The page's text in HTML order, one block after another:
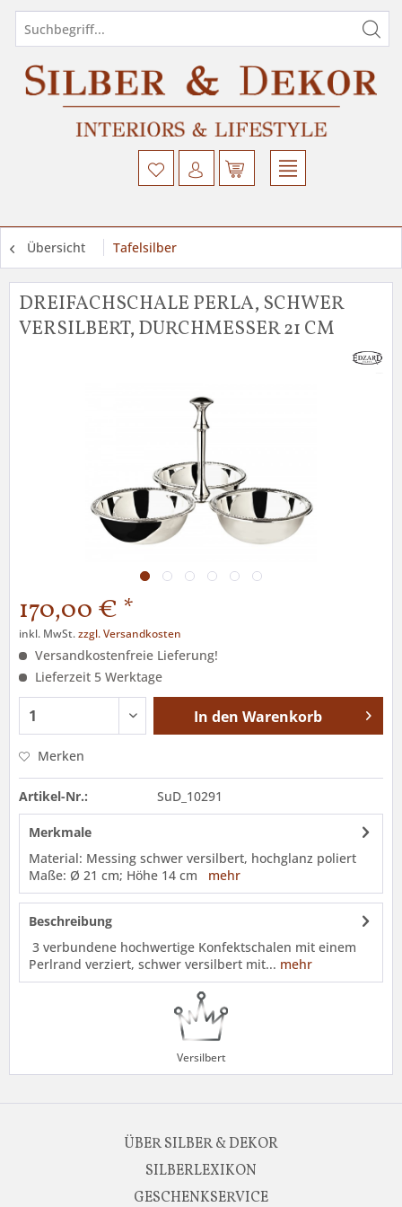
Übersicht Tafelsilber
DREIFACHSCHALE PERLA, SCHWER
VERSILBERT, DURCHMESSER 21 CM
170,00 € *
inkl. MwSt.zzgl. Versandkosten
Versandkostenfreie Lieferung!
Lieferzeit 5 Werktage
In den Warenkorb
Merken
Artikel-Nr.: SuD_10291
Merkmale
Material: Messing schwer versilbert, hochglanz poliert
Maße: Ø 21 cm; Höhe 14 cm mehr
Beschreibung
3 verbundene hochwertige Konfektschalen mit einem
Perlrand verziert, schwer versilbert mit... mehr
Versilbert
ÜBER SILBER & DEKOR
SILBERLEXIKON
GESCHENKSERVICE